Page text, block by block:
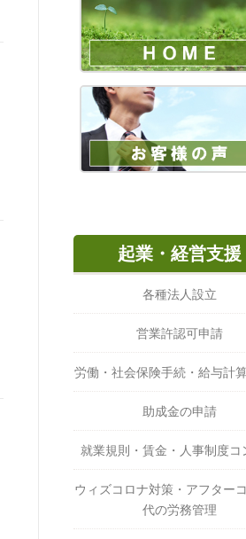
起業・経営支援
各種法人設立
営業許認可申請
労働・社会保険手続・給与計
助成金の申請
就業規則・賃金・人事制度コ
ウィズコロナ対策・アフター
代の労務管理